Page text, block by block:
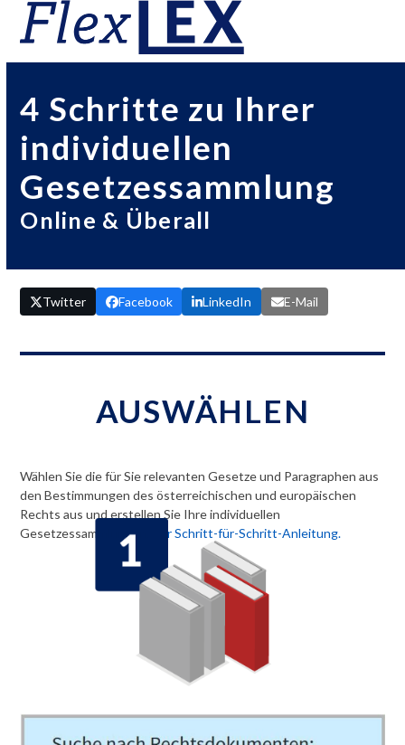
content
Open
mobile
Close
mobile
4 Schritte zu Ihrer
individuellen
Gesetzessammlung
Online & Überall
Twitter Facebook LinkedIn E-Mail
AUSWÄHLEN
Wählen Sie die für Sie relevanten Gesetze und Paragraphen aus
den Bestimmungen des österreichischen und europäischen
Rechts aus und erstellen Sie Ihre individuellen
Gesetzessammlungen.
Zur Schritt-für-Schritt-Anleitung.